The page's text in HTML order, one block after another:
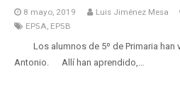
8 mayo, 2019 Luis Jiménez Mesa
EP5A, EP5B
Los alumnos de 5º de Primaria han
Antonio. Allí han aprendido,…